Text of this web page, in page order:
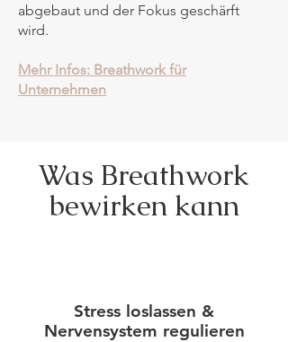
abgebaut und der Fokus geschärft
wird.
Mehr Infos: Breathwork für
Unternehmen
Was Breathwork
bewirken kann
Stress loslassen &
Nervensystem regulieren